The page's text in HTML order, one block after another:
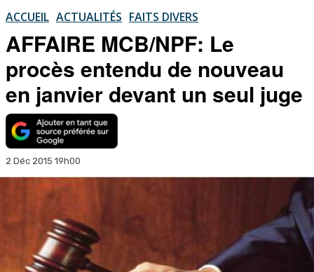
ACCUEIL ACTUALITÉS FAITS DIVERS
AFFAIRE MCB/NPF: Le
procès entendu de nouveau
en janvier devant un seul juge
2 Déc 2015 19h00